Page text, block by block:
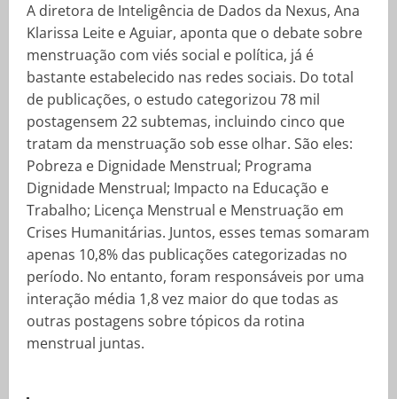
A diretora de Inteligência de Dados da Nexus, Ana
Klarissa Leite e Aguiar, aponta que o debate sobre
menstruação com viés social e política, já é
bastante estabelecido nas redes sociais. Do total
de publicações, o estudo categorizou 78 mil
postagensem 22 subtemas, incluindo cinco que
tratam da menstruação sob esse olhar. São eles:
Pobreza e Dignidade Menstrual; Programa
Dignidade Menstrual; Impacto na Educação e
Trabalho; Licença Menstrual e Menstruação em
Crises Humanitárias. Juntos, esses temas somaram
apenas 10,8% das publicações categorizadas no
período. No entanto, foram responsáveis por uma
interação média 1,8 vez maior do que todas as
outras postagens sobre tópicos da rotina
menstrual juntas.